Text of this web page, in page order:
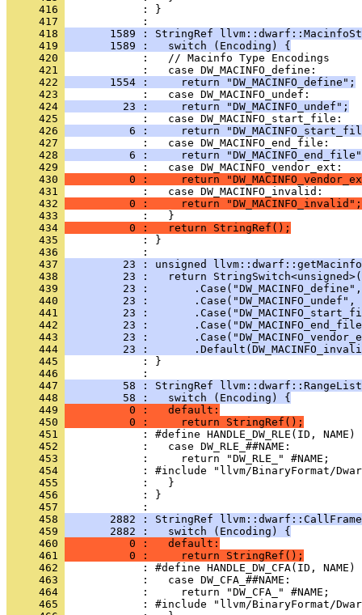
     416
            : }
     417
     418
1589 : StringRef
     419
       1589 :   switch (Encoding) {
     420
     421
     422
       1554 :     return "DW_MACINFO_define";
     423
     424
         23 :     return "DW_MACINFO_undef";
     425
     426
6 :     return
     427
     428
6 :     return
     429
     430
0 :     return
     431
     432
          0 :     return "DW_MACINFO_invalid";
     433
     434
          0 :   return StringRef();
     435
            : }
     436
     437
23 : unsigned
     438
23 :   return
     439
23 :
     440
23 :       .Case("DW_MACINFO_undef",
     441
23 :
     442
23 :
     443
23 :
     444
23 :
     445
            : }
     446
     447
58 : StringRef
     448
         58 :   switch (Encoding) {
     449
          0 :   default:
     450
          0 :     return StringRef();
     451
     452
     453
     454
     455
     456
            : }
     457
     458
2882 : StringRef
     459
       2882 :   switch (Encoding) {
     460
          0 :   default:
     461
          0 :     return StringRef();
     462
     463
     464
     465